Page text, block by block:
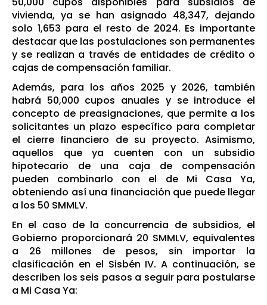
vivienda, ya se han asignado 48,347, dejando
solo 1,653 para el resto de 2024. Es importante
destacar que las postulaciones son permanentes
y se realizan a través de entidades de crédito o
cajas de compensación familiar.
Además, para los años 2025 y 2026, también
habrá 50,000 cupos anuales y se introduce el
concepto de preasignaciones, que permite a los
solicitantes un plazo específico para completar
el cierre financiero de su proyecto. Asimismo,
aquellos que ya cuenten con un subsidio
hipotecario de una caja de compensación
pueden combinarlo con el de Mi Casa Ya,
obteniendo así una financiación que puede llegar
a los 50 SMMLV.
En el caso de la concurrencia de subsidios, el
Gobierno proporcionará 20 SMMLV, equivalentes
a 26 millones de pesos, sin importar la
clasificación en el Sisbén IV. A continuación, se
describen los seis pasos a seguir para postularse
a Mi Casa Ya: